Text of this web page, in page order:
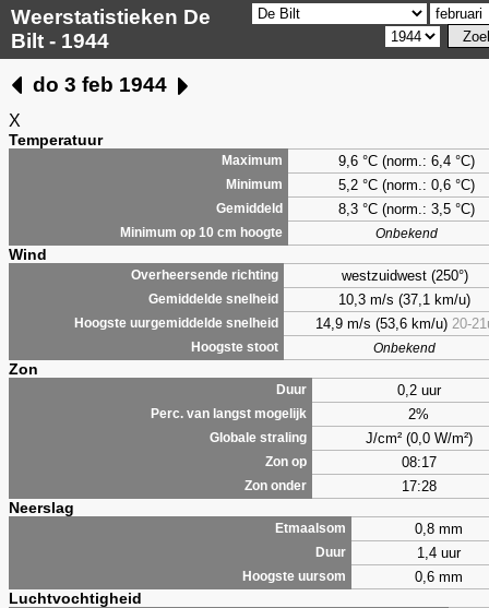
Weerstatistieken De
Bilt - 1944
do 3 feb 1944
X
Temperatuur
Maximum 9,6 °C (norm.: 6,4 °C)
Minimum 5,2 °C (norm.: 0,6 °C)
Gemiddeld 8,3 °C (norm.: 3,5 °C)
Minimum op 10 cm hoogte Onbekend
Wind
Overheersende richting westzuidwest (250°)
Gemiddelde snelheid 10,3 m/s (37,1 km/u)
Hoogste uurgemiddelde snelheid 14,9 m/s (53,6 km/u) 20-
Hoogste stoot Onbekend
Zon
Duur 0,2 uur
Perc. van langst mogelijk 2%
Globale straling J/cm² (0,0 W/m²)
Zon op 08:17
Zon onder 17:28
Neerslag
Etmaalsom 0,8 mm
Duur 1,4 uur
Hoogste uursom 0,6 mm
Luchtvochtigheid